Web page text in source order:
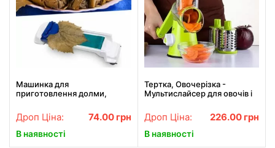
Машинка для
приготовлення долми,
Дроп Ціна: 74.00 грн
В наявності
Тертка, Овочерізка -
Мультислайсер для овочів і
Дроп Ціна: 226.00 грн
В наявності